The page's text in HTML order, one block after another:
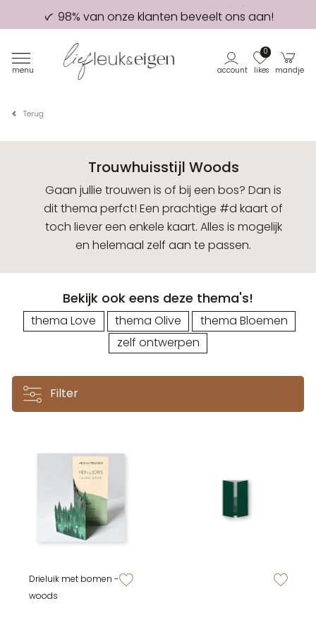
98% van onze klanten beveelt ons aan!
Eerste proefdruk GRATIS
menu account likes
0
mandje
Terug
Trouwhuisstijl Woods
Gaan jullie trouwen is of bij een bos? Dan is
dit thema perfct! Een prachtige #d kaart of
toch liever een enkele kaart. Alles is mogelijk
en helemaal zelf aan te passen.
Bekijk ook eens deze thema's!
thema Love thema Olive
thema Bloemen
zelf ontwerpen
Filter
Drieluik met bomen -
woods